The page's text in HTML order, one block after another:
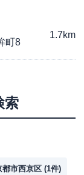
町8
1.7km
索
都市西京区 (1件)